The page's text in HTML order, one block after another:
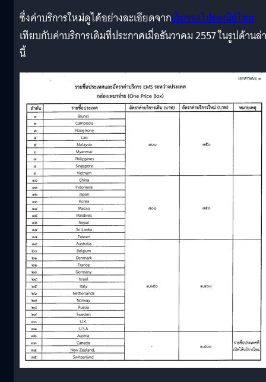
ซึ่งค่าบริการใหม่ดูได้อย่างละเอียดจากเว็บของไปรษณีย์ไทย
เทียบกับค่าบริการเดิมที่ประกาศเมื่อธันวาคม 2557 ในรูปด้านล่
นี้